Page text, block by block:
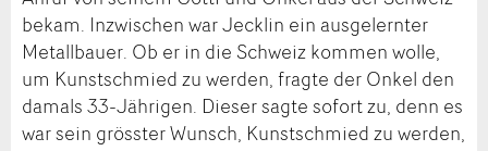
bekam. Inzwischen war Jecklin ein ausgelernter
Metallbauer. Ob er in die Schweiz kommen wolle,
um Kunstschmied zu werden, fragte der Onkel den
damals 33-Jährigen. Dieser sagte sofort zu, denn es
war sein grösster Wunsch, Kunstschmied zu werden,